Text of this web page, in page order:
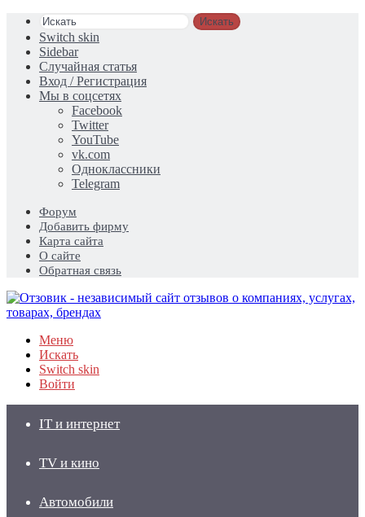
Искать
Switch skin
Sidebar
Случайная статья
Вход / Регистрация
Мы в соцсетях
Facebook
Twitter
YouTube
vk.com
Одноклассники
Telegram
Форум
Добавить фирму
Карта сайта
О сайте
Обратная связь
Меню
Искать
Switch skin
Войти
IT и интернет
TV и кино
Автомобили